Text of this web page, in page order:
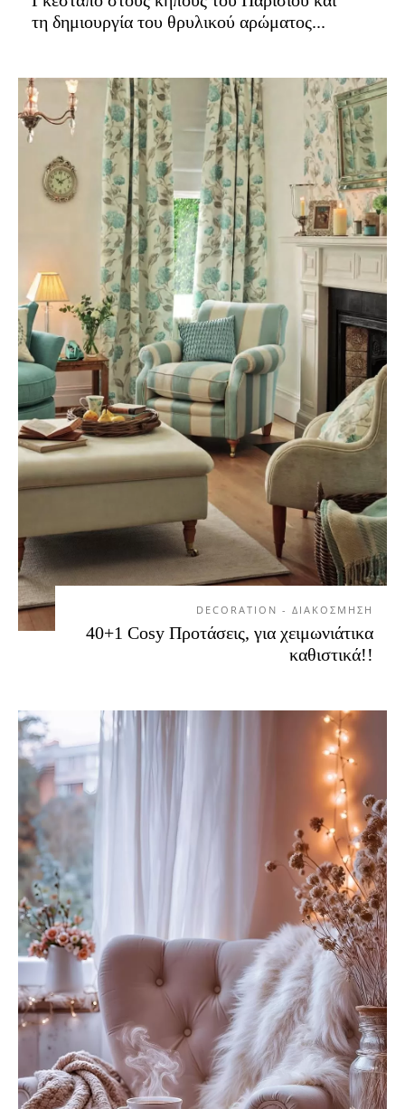
τη δημιουργία του θρυλικού αρώματος...
DECORATION - ΔΙΑΚΟΣΜΗΣΗ
40+1 Cosy Προτάσεις, για χειμωνιάτικα
καθιστικά!!